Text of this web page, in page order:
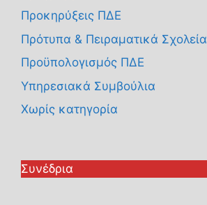
Προκηρύξεις ΠΔΕ
Πρότυπα & Πειραματικά Σχολεία
Προϋπολογισμός ΠΔΕ
Υπηρεσιακά Συμβούλια
Χωρίς κατηγορία
Συνέδρια